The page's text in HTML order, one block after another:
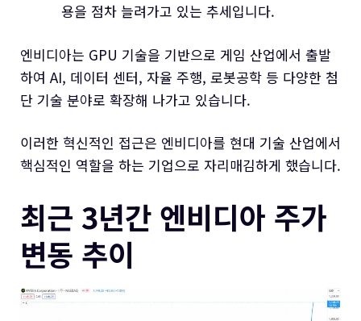
용을 점차 늘려가고 있는 추세입니다.
엔비디아는 GPU 기술을 기반으로 게임 산업에서 출발
하여 AI, 데이터 센터, 자율 주행, 로봇공학 등 다양한 첨
단 기술 분야로 확장해 나가고 있습니다.
이러한 혁신적인 접근은 엔비디아를 현대 기술 산업에서
핵심적인 역할을 하는 기업으로 자리매김하게 했습니다.
최근 3년간 엔비디아 주가
변동 추이